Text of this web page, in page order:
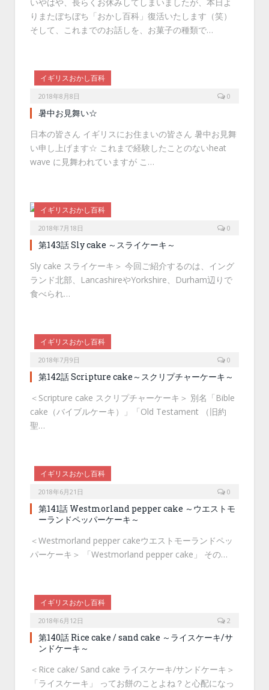
いやはや、長らくお休みしてしまいましたが、本日よ
りまたぼちぼち「おかし百科」復活いたします（笑）
そして、これまでのお話しを、お菓子の種類で…
イギリスおかし百科
2018年8月8日 0
暑中お見舞い☆
日本の皆さん イギリスにお住まいの皆さん 暑中お見舞
い申し上げます☆ これまで経験したことのないheat
wave に見舞われていますが こ…
イギリスおかし百科
2018年7月18日 0
第143話 Sly cake ～スライケーキ～
Sly cake スライケーキ＞ 今回ご紹介するのは、イング
ランド北部、LancashireやYorkshire、Durham辺りで
食べられ…
イギリスおかし百科
2018年7月9日 0
第142話 Scripture cake～スクリプチャーケーキ～
＜Scripture cake スクリプチャーケーキ＞ 別名「Bible
cake（バイブルケーキ）」「Old Testament （旧約
聖…
イギリスおかし百科
2018年6月21日 0
第141話 Westmorland pepper cake ～ウエストモ
ーランドペッパーケーキ～
＜Westmorland pepper cakeウエストモーランドペッ
パーケーキ＞ 「Westmorland pepper cake」 その…
イギリスおかし百科
2018年6月12日 2
第140話 Rice cake / sand cake ～ライスケーキ/サ
ンドケーキ～
＜Rice cake/ Sand cake ライスケーキ/サンドケーキ＞
「ライスケーキ」 ってお餅のことよね？と心配になっ